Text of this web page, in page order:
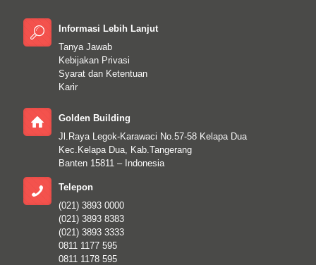
Informasi Lebih Lanjut
Tanya Jawab
Kebijakan Privasi
Syarat dan Ketentuan
Karir
Golden Building
Jl.Raya Legok-Karawaci No.57-58 Kelapa Dua
Kec.Kelapa Dua, Kab.Tangerang
Banten 15811 – Indonesia
Telepon
(021) 3893 0000
(021) 3893 8383
(021) 3893 3333
0811 1177 595
0811 1178 595